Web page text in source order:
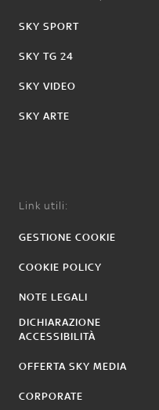
SKY SPORT
SKY TG 24
SKY VIDEO
SKY ARTE
Link utili:
GESTIONE COOKIE
COOKIE POLICY
NOTE LEGALI
DICHIARAZIONE
ACCESSIBILITÀ
OFFERTA SKY MEDIA
CORPORATE